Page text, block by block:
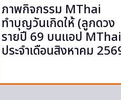
ภาพกิจกรรม MThai
ทำบุญวันเกิดให้ (ลูกดวง
รายปี 69 บนแอป
ประจำเดือนสิงหาคม